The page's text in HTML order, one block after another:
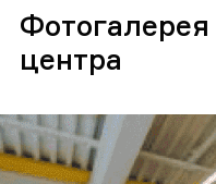
Фотогалерея
центра